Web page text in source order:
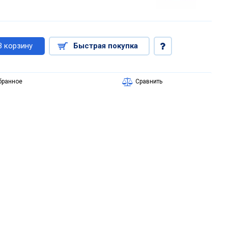
корзину Быстрая покупка
Сравнить